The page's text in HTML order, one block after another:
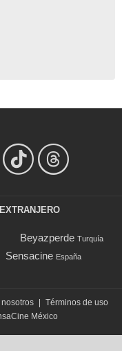
Beyazperde Turquía
Sensacine España
Términos de uso
México